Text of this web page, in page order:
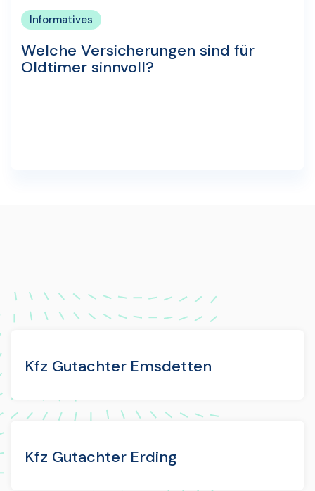
Informatives
Welche Versicherungen sind für
Oldtimer sinnvoll?
Kfz Gutachter Emsdetten
Kfz Gutachter Erding